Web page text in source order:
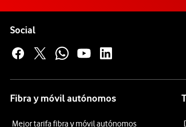
SocialEnlaces a las redes sociales de
Fibra y móvil autónomos
Mejor tarifa fibra y móvil autónomos